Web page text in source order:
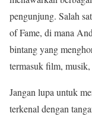
pengunjung. Salah
of Fame, di mana
bintang yang
termasuk film,
Jangan lupa untuk
terkenal dengan